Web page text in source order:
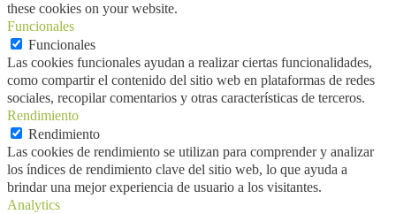
these cookies on your website.
Funcionales
Funcionales
Las cookies funcionales ayudan a realizar ciertas funcionalidades,
como compartir el contenido del sitio web en plataformas de redes
sociales, recopilar comentarios y otras características de terceros.
Rendimiento
Rendimiento
Las cookies de rendimiento se utilizan para comprender y analizar
los índices de rendimiento clave del sitio web, lo que ayuda a
brindar una mejor experiencia de usuario a los visitantes.
Analytics